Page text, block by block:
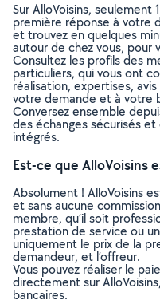
Sur AlloVoisins,
première réponse à votre
et trouvez en quelques
autour de chez vous, pour
Consultez les profils des
particuliers, qui vous ont
réalisation, expertises,
votre demande et à votre
Conversez ensemble
des échanges sécurisés
intégrés.
Est-ce que AlloVoisins
Absolument ! AlloVoisins
et sans aucune
membre, qu’il soit
prestation de service ou
uniquement le prix de la
demandeur, et l’offreur.
Vous pouvez réaliser le
directement sur
bancaires.